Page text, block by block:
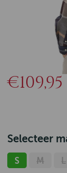
€109,95
Selecteer
S M L